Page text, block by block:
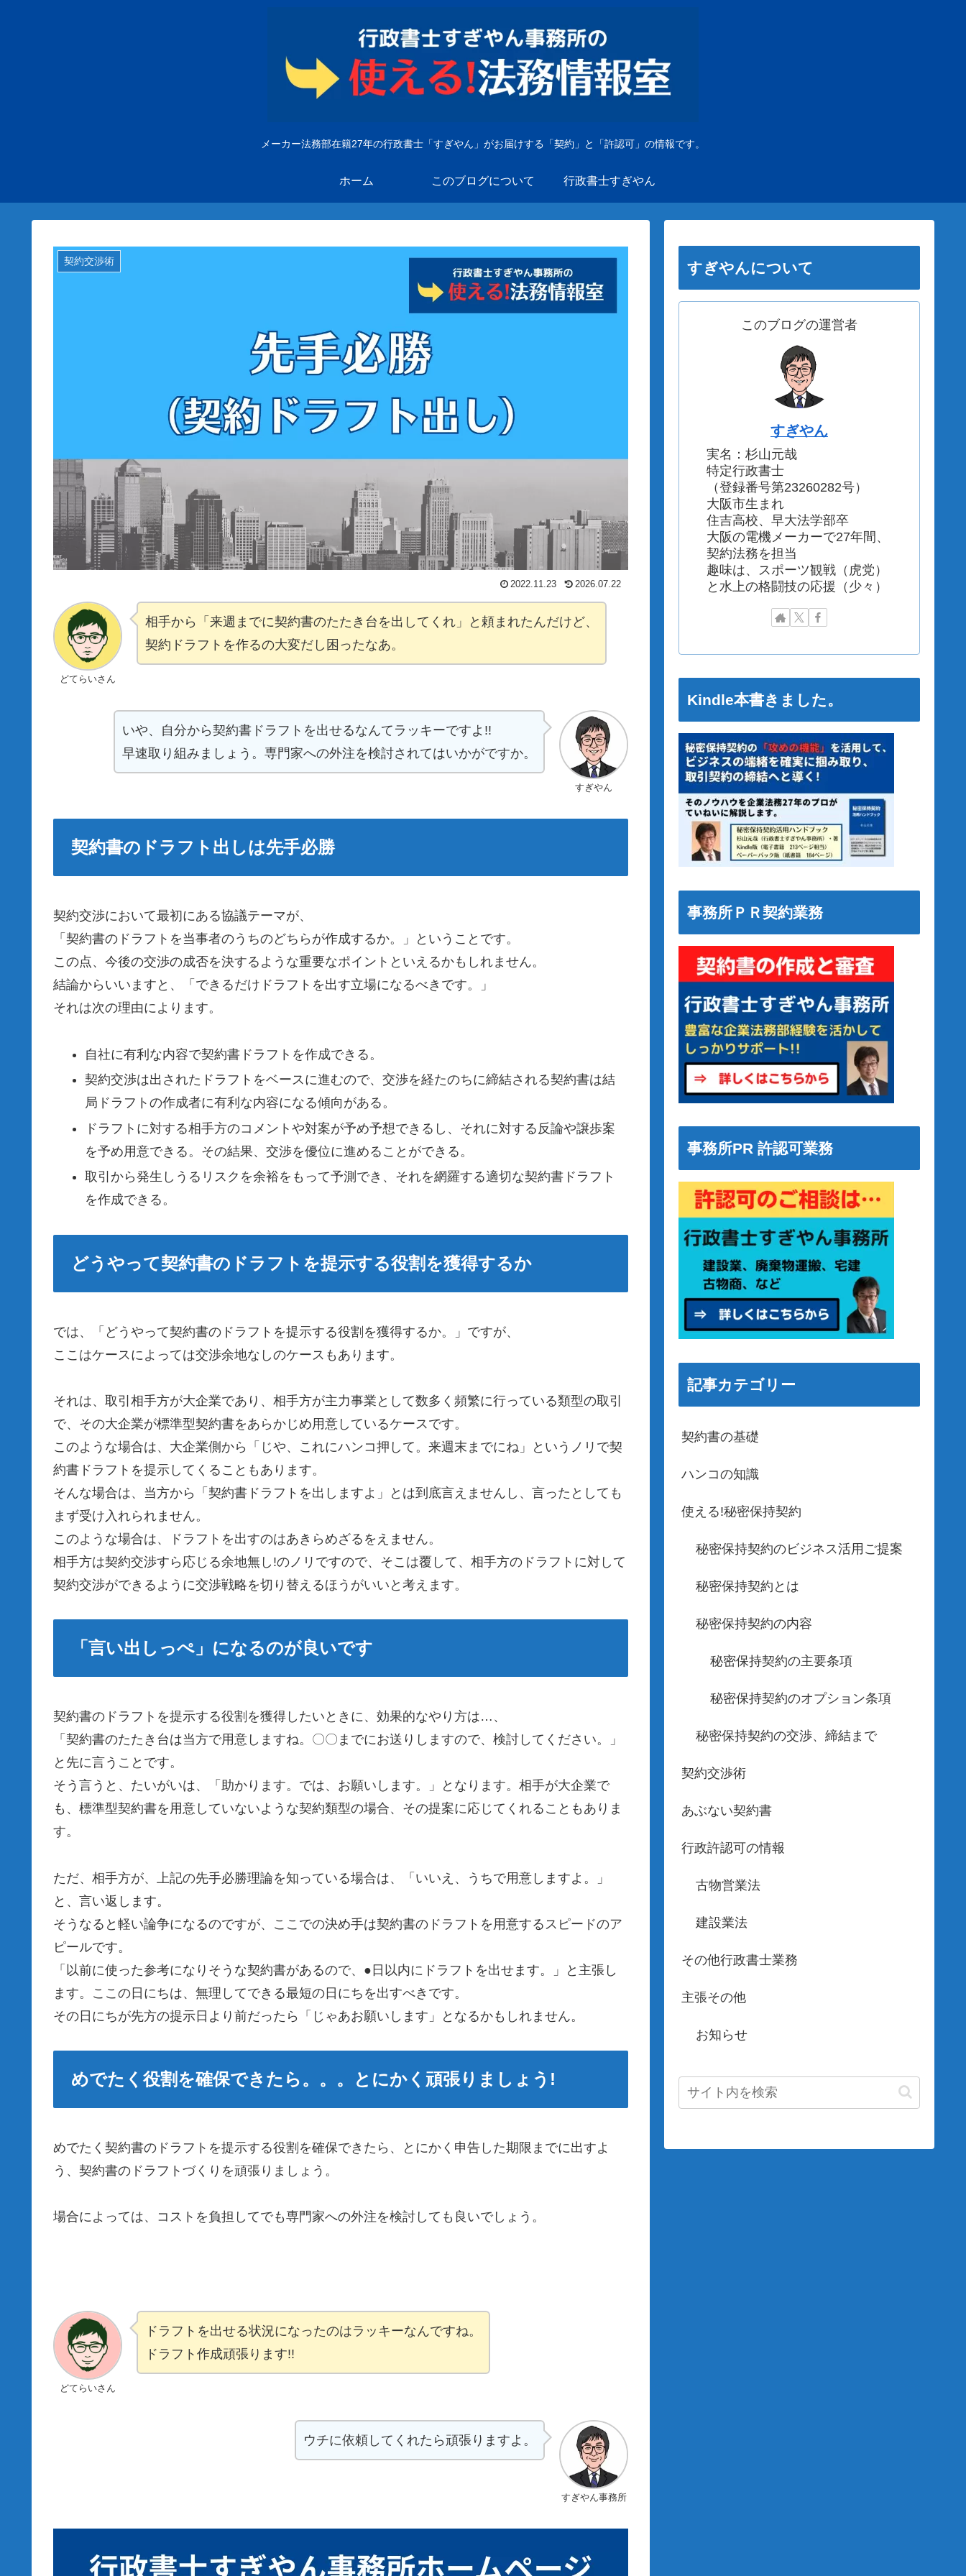
メーカー法務部在籍27年の行政書士「すぎやん」がお届けする「契約」と「許認可」の情報です。
ホーム このブログについて 行政書士すぎやん
契約交渉術
2022.11.23 2026.07.22
どてらいさん
相手から「来週までに契約書のたたき台を出してくれ」と頼まれたんだけど、
契約ドラフトを作るの大変だし困ったなあ。
すぎやん
いや、自分から契約書ドラフトを出せるなんてラッキーですよ!!
早速取り組みましょう。専門家への外注を検討されてはいかがですか。
契約書のドラフト出しは先手必勝
契約交渉において最初にある協議テーマが、
「契約書のドラフトを当事者のうちのどちらが作成するか。」ということです。
この点、今後の交渉の成否を決するような重要なポイントといえるかもしれません。
結論からいいますと、「できるだけドラフトを出す立場になるべきです。」
それは次の理由によります。
自社に有利な内容で契約書ドラフトを作成できる。
契約交渉は出されたドラフトをベースに進むので、交渉を経たのちに締結される契約書は結
局ドラフトの作成者に有利な内容になる傾向がある。
ドラフトに対する相手方のコメントや対案が予め予想できるし、それに対する反論や譲歩案
を予め用意できる。その結果、交渉を優位に進めることができる。
取引から発生しうるリスクを余裕をもって予測でき、それを網羅する適切な契約書ドラフト
を作成できる。
どうやって契約書のドラフトを提示する役割を獲得するか
では、「どうやって契約書のドラフトを提示する役割を獲得するか。」ですが、
ここはケースによっては交渉余地なしのケースもあります。
それは、取引相手方が大企業であり、相手方が主力事業として数多く頻繁に行っている類型の取引
で、その大企業が標準型契約書をあらかじめ用意しているケースです。
このような場合は、大企業側から「じや、これにハンコ押して。来週末までにね」というノリで契
約書ドラフトを提示してくることもあります。
そんな場合は、当方から「契約書ドラフトを出しますよ」とは到底言えませんし、言ったとしても
まず受け入れられません。
このような場合は、ドラフトを出すのはあきらめざるをえません。
相手方は契約交渉すら応じる余地無し!のノリですので、そこは覆して、相手方のドラフトに対して
契約交渉ができるように交渉戦略を切り替えるほうがいいと考えます。
「言い出しっぺ」になるのが良いです
契約書のドラフトを提示する役割を獲得したいときに、効果的なやり方は…、
「契約書のたたき台は当方で用意しますね。〇〇までにお送りしますので、検討してください。」
と先に言うことです。
そう言うと、たいがいは、「助かります。では、お願いします。」となります。相手が大企業で
も、標準型契約書を用意していないような契約類型の場合、その提案に応じてくれることもありま
す。
ただ、相手方が、上記の先手必勝理論を知っている場合は、「いいえ、うちで用意しますよ。」
と、言い返します。
そうなると軽い論争になるのですが、ここでの決め手は契約書のドラフトを用意するスピードのア
ピールです。
「以前に使った参考になりそうな契約書があるので、●日以内にドラフトを出せます。」と主張し
ます。ここの日にちは、無理してできる最短の日にちを出すべきです。
その日にちが先方の提示日より前だったら「じゃあお願いします」となるかもしれません。
めでたく役割を確保できたら。。。とにかく頑張りましょう!
めでたく契約書のドラフトを提示する役割を確保できたら、とにかく申告した期限までに出すよ
う、契約書のドラフトづくりを頑張りましょう。
場合によっては、コストを負担してでも専門家への外注を検討しても良いでしょう。
どてらいさん
ドラフトを出せる状況になったのはラッキーなんですね。
ドラフト作成頑張ります!!
すぎやん事務所
ウチに依頼してくれたら頑張りますよ。
すぎやんについて
このブログの運営者
すぎやん
実名：杉山元哉
特定行政書士
（登録番号第23260282号）
大阪市生まれ
住吉高校、早大法学部卒
大阪の電機メーカーで27年間、
契約法務を担当
趣味は、スポーツ観戦（虎党）
と水上の格闘技の応援（少々）
Kindle本書きました。
事務所ＰＲ契約業務
事務所PR 許認可業務
記事カテゴリー
契約書の基礎
ハンコの知識
使える!秘密保持契約
秘密保持契約のビジネス活用ご提案
秘密保持契約とは
秘密保持契約の内容
秘密保持契約の主要条項
秘密保持契約のオプション条項
秘密保持契約の交渉、締結まで
契約交渉術
あぶない契約書
行政許認可の情報
古物営業法
建設業法
その他行政書士業務
主張その他
お知らせ